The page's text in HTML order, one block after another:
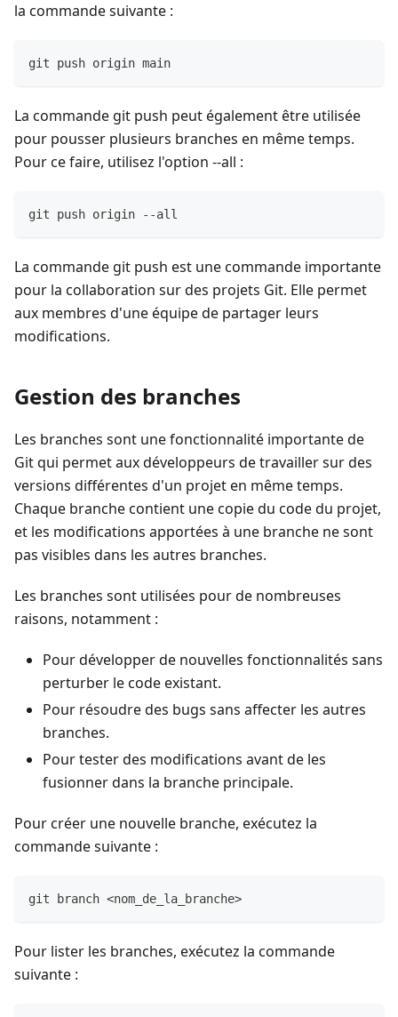
la commande suivante :
git push origin main
La commande git push peut également être utilisée
pour pousser plusieurs branches en même temps.
Pour ce faire, utilisez l'option --all :
git push origin --all
La commande git push est une commande importante
pour la collaboration sur des projets Git. Elle permet
aux membres d'une équipe de partager leurs
modifications.
Gestion des branches
Les branches sont une fonctionnalité importante de
Git qui permet aux développeurs de travailler sur des
versions différentes d'un projet en même temps.
Chaque branche contient une copie du code du projet,
et les modifications apportées à une branche ne sont
pas visibles dans les autres branches.
Les branches sont utilisées pour de nombreuses
raisons, notamment :
Pour développer de nouvelles fonctionnalités sans
perturber le code existant.
Pour résoudre des bugs sans affecter les autres
branches.
Pour tester des modifications avant de les
fusionner dans la branche principale.
Pour créer une nouvelle branche, exécutez la
commande suivante :
git branch <nom_de_la_branche>
Pour lister les branches, exécutez la commande
suivante :